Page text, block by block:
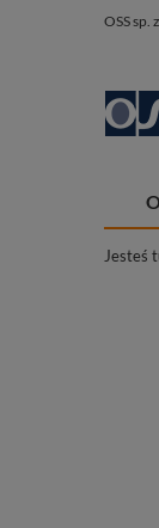
OSS sp.
Jesteś